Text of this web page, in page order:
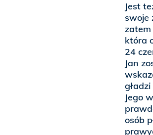
Jest
swoje
zatem
która
24
Jan
Jego
osób